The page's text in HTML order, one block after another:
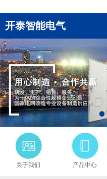
开泰智能电气
关于我们 产品中心